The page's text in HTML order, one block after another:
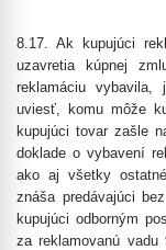
8.17. Ak kupujúci
uzavretia kúpnej
reklamáciu
uviesť, komu môže
kupujúci tovar zašle
doklade o vybavení
ako aj všetky
znáša predávajúci
kupujúci odborným
za reklamovanú vadu